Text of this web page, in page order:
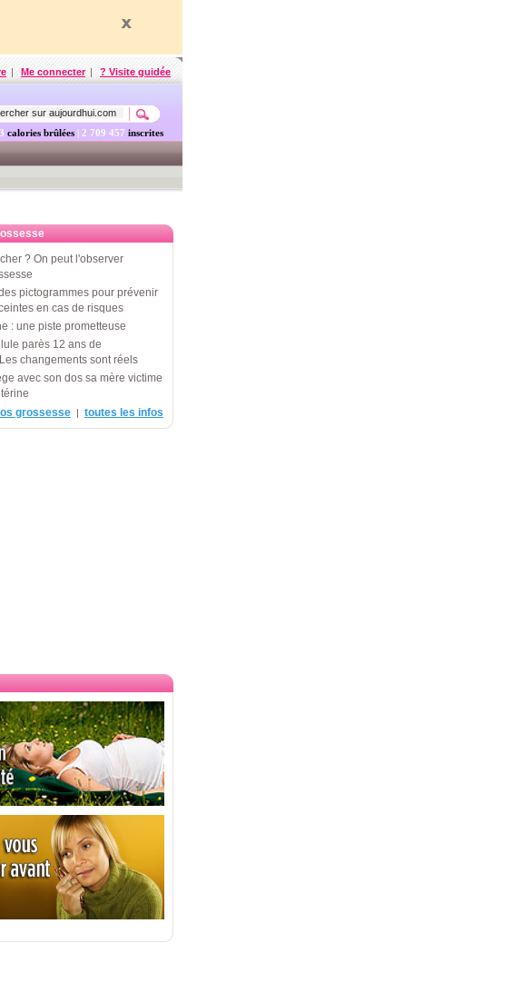
| Me connecter | ? Visite guidée
calories brûlées | 2 709 457 inscrites
? On peut l'observer
pictogrammes pour prévenir
en cas de risques
: une piste prometteuse
parès 12 ans de
changements sont réels
avec son dos sa mère victime
grossesse | toutes les infos